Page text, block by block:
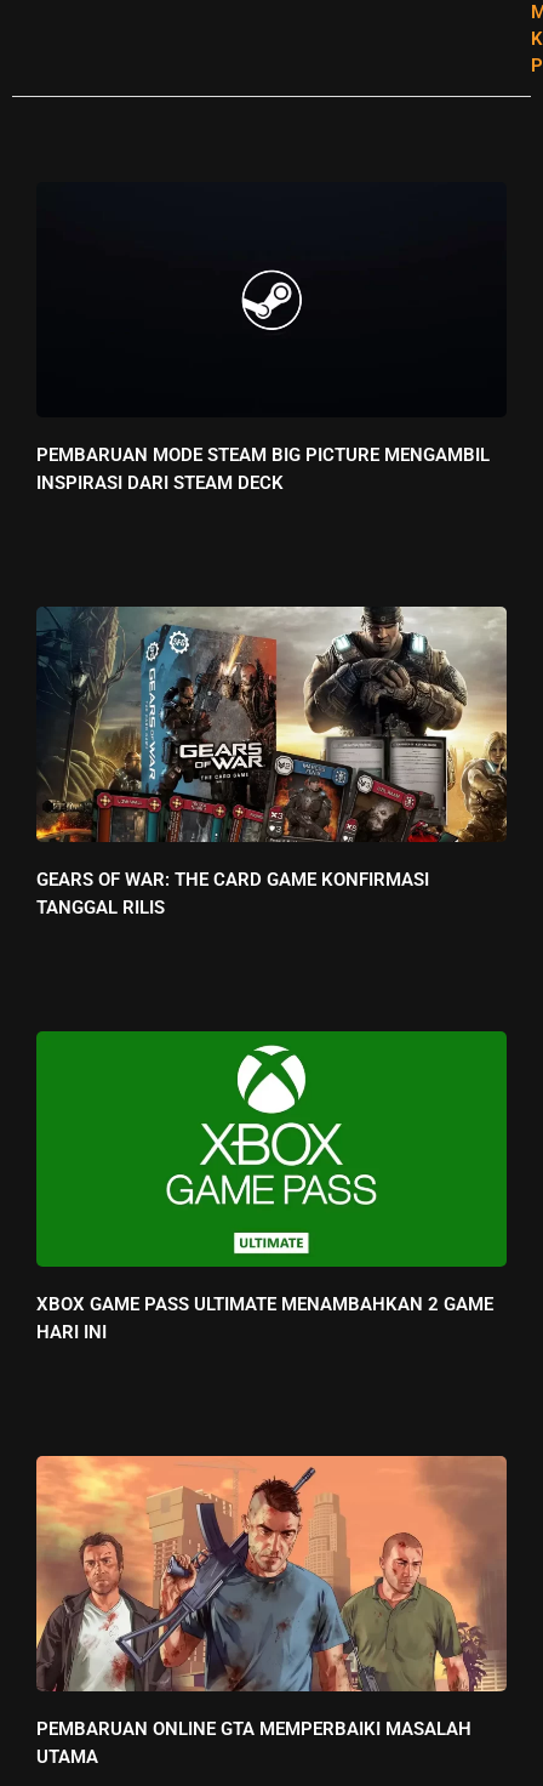
PEMBARUAN MODE STEAM BIG PICTURE MENGAMBIL
INSPIRASI DARI STEAM DECK
GEARS OF WAR: THE CARD GAME KONFIRMASI
TANGGAL RILIS
XBOX GAME PASS ULTIMATE MENAMBAHKAN 2 GAME
HARI INI
PEMBARUAN ONLINE GTA MEMPERBAIKI MASALAH
UTAMA